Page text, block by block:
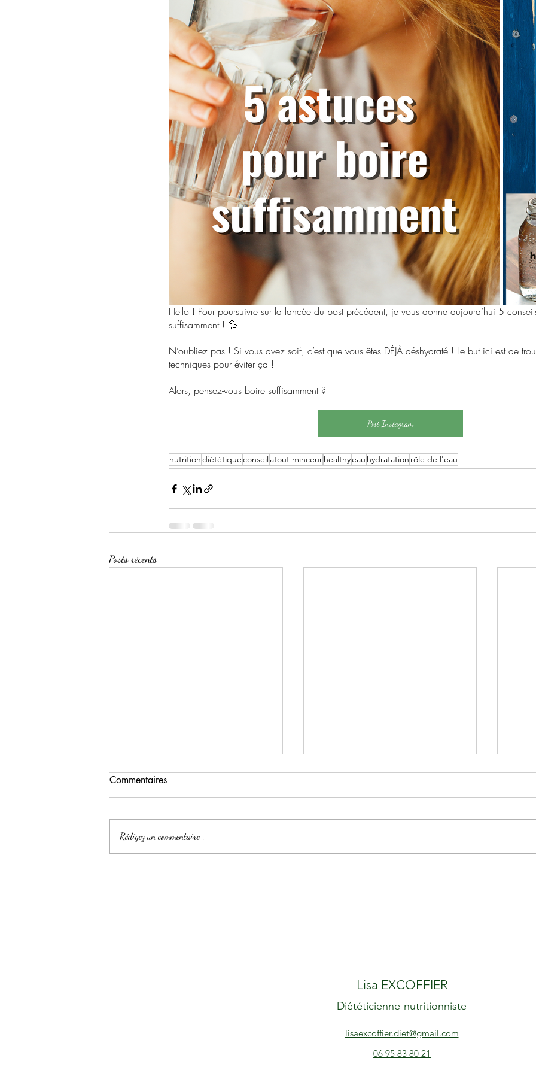
Hello ! Pour poursuivre sur la lancée du post précédent, je vous donne aujourd’hui 5
suffisamment ! 💦
N’oubliez pas ! Si vous avez soif, c’est que vous êtes DÉJÀ déshydraté ! Le but ici est de
techniques pour éviter ça !
Alors, pensez-vous boire suffisamment ?
Post Instagram
nutritiondiététiqueconseilatout minceurhealthyeau hydratation rôle de l'eau
Posts récents
5 conseils pour passer un
9 idées reçues sur
Commentaires
Rédigez un commentaire...
Lisa EXCOFFIER
Diététicienne-nutritionniste
lisaexcoffier.diet@gmail.com
06 95 83 80 21